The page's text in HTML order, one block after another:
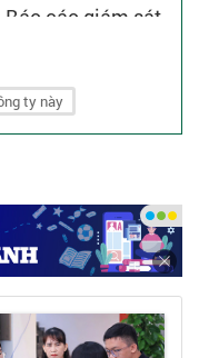
Báo cáo giám sát
nguồn nước,
lý nước thải
thông gió
- nước.
thiết bị bảo hộ,
và một số lĩnh
ty này